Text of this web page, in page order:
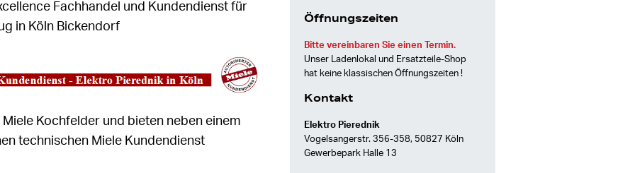
Fachhandel und Kundendienst für
in Köln Bickendorf
Kochfelder und bieten neben einem
technischen Miele Kundendienst
Öffnungszeiten
Bitte vereinbaren Sie einen Termin.
Unser Ladenlokal und Ersatzteile-Shop
hat keine klassischen Öffnungszeiten !
Kontakt
Elektro Pierednik
Vogelsangerstr. 356-358, 50827 Köln
Gewerbepark Halle 13